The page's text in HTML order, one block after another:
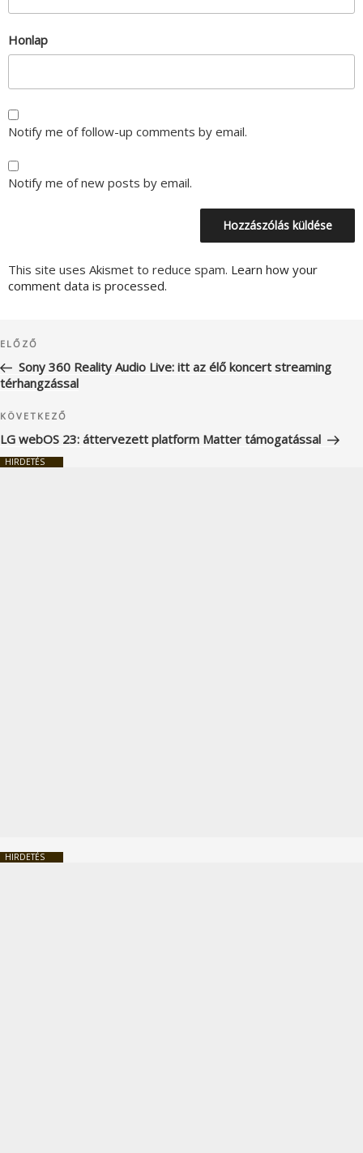
Honlap
Notify me of follow-up comments by email.
Notify me of new posts by email.
This site uses Akismet to reduce spam. Learn how your
comment data is processed.
navigáció
Korábbi
bejegyzés
ELŐZŐ
Sony 360 Reality Audio Live: itt az élő koncert streaming
térhangzással
Következő
bejegyzés
KÖVETKEZŐ
LG webOS 23: áttervezett platform Matter támogatással
HIRDETÉS
HIRDETÉS